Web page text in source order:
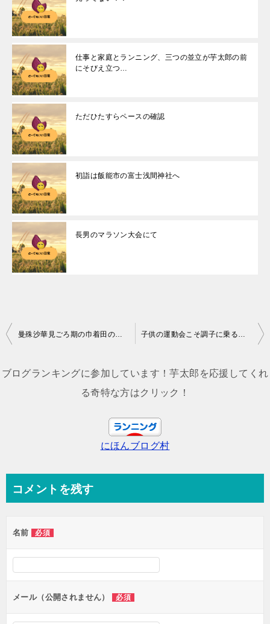
仕事と家庭とランニング、三つの並立が芋太郎の前
にそびえ立つ…
ただひたすらペースの確認
初詣は飯能市の富士浅間神社へ
長男のマラソン大会にて
投
ナ
ン
曼殊沙華見ごろ期の巾着田の渋滞はなかなかにヤバい… 子供の運動会こそ調子に乗るのがランニング中毒者たちだ！
ブログランキングに参加しています！芋太郎を応援してくれ
る奇特な方はクリック！
にほんブログ村
コメントを残す
名前 必須
メール（公開されません） 必須